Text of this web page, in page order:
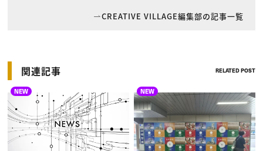
CREATIVE VILLAGE編集部の記事一覧
関連記事 RELATED POST
NEW NEW